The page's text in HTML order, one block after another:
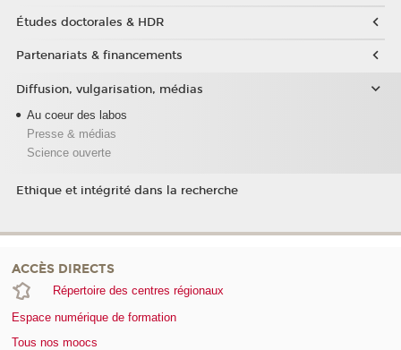
Études doctorales & HDR
Partenariats & financements
Diffusion, vulgarisation, médias
Au coeur des labos
Presse & médias
Science ouverte
Ethique et intégrité dans la recherche
ACCÈS DIRECTS
Répertoire des centres régionaux
Espace numérique de formation
Tous nos moocs